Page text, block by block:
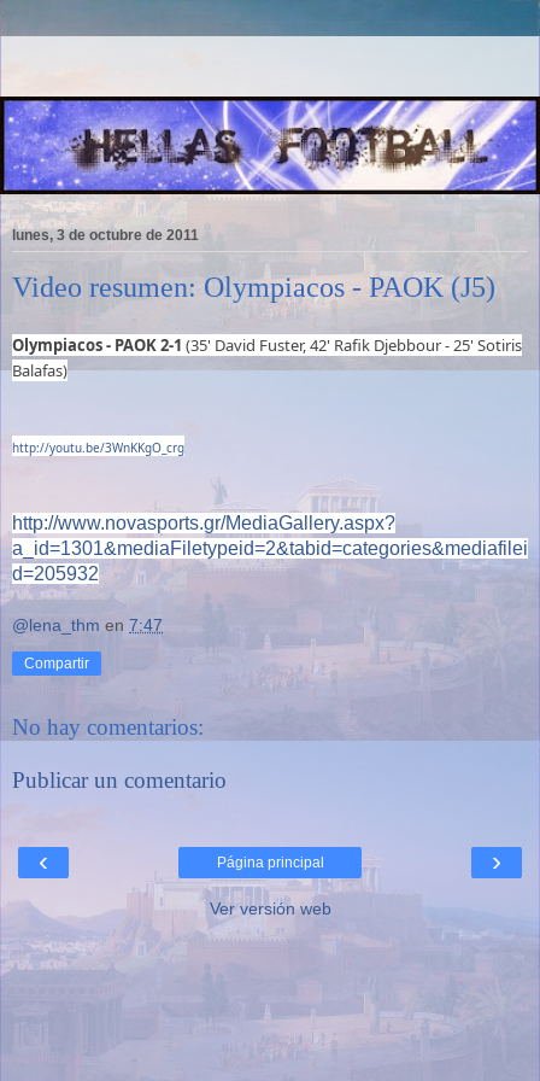
lunes, 3 de octubre de 2011
Video resumen: Olympiacos - PAOK (J5)
Olympiacos - PAOK 2-1 (35' David Fuster, 42' Rafik Djebbour - 25' Sotiris
Balafas)
http://youtu.be/3WnKKgO_crg
http://www.novasports.gr/MediaGallery.aspx?
a_id=1301&mediaFiletypeid=2&tabid=categories&mediafilei
d=205932
@lena_thm en 7:47
Compartir
No hay comentarios:
Publicar un comentario
‹ ›
Página principal
Ver versión web